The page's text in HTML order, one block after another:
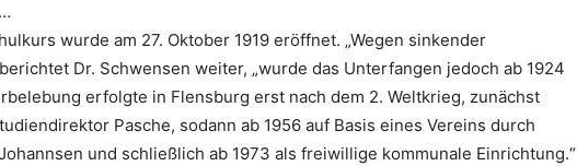
wurde am 27. Oktober 1919 eröffnet. „Wegen sinkender
Dr. Schwensen weiter, „wurde das Unterfangen jedoch ab 1924
erfolgte in Flensburg erst nach dem 2. Weltkrieg, zunächst
Pasche, sodann ab 1956 auf Basis eines Vereins durch
und schließlich ab 1973 als freiwillige kommunale Einrichtung.“